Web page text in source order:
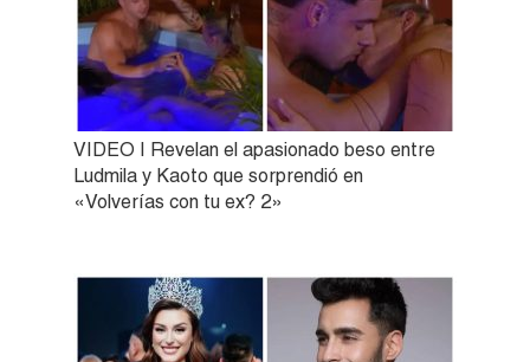
VIDEO | Revelan el apasionado beso entre
Ludmila y Kaoto que sorprendió en
«Volverías con tu ex? 2»